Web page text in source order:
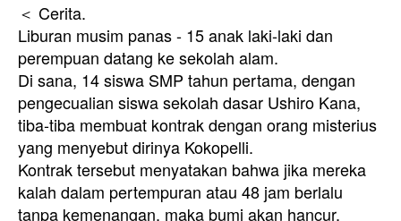
＜ Cerita.
Liburan musim panas - 15 anak laki-laki dan
perempuan datang ke sekolah alam.
Di sana, 14 siswa SMP tahun pertama, dengan
pengecualian siswa sekolah dasar Ushiro Kana,
tiba-tiba membuat kontrak dengan orang misterius
yang menyebut dirinya Kokopelli.
Kontrak tersebut menyatakan bahwa jika mereka
kalah dalam pertempuran atau 48 jam berlalu
tanpa kemenangan, maka bumi akan hancur,